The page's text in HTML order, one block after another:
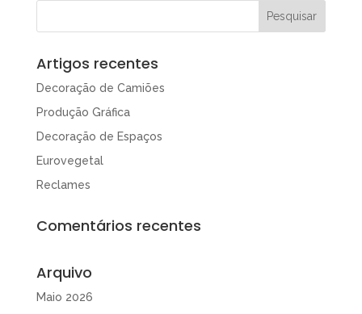
Artigos recentes
Decoração de Camiões
Produção Gráfica
Decoração de Espaços
Eurovegetal
Reclames
Comentários recentes
Arquivo
Maio 2026